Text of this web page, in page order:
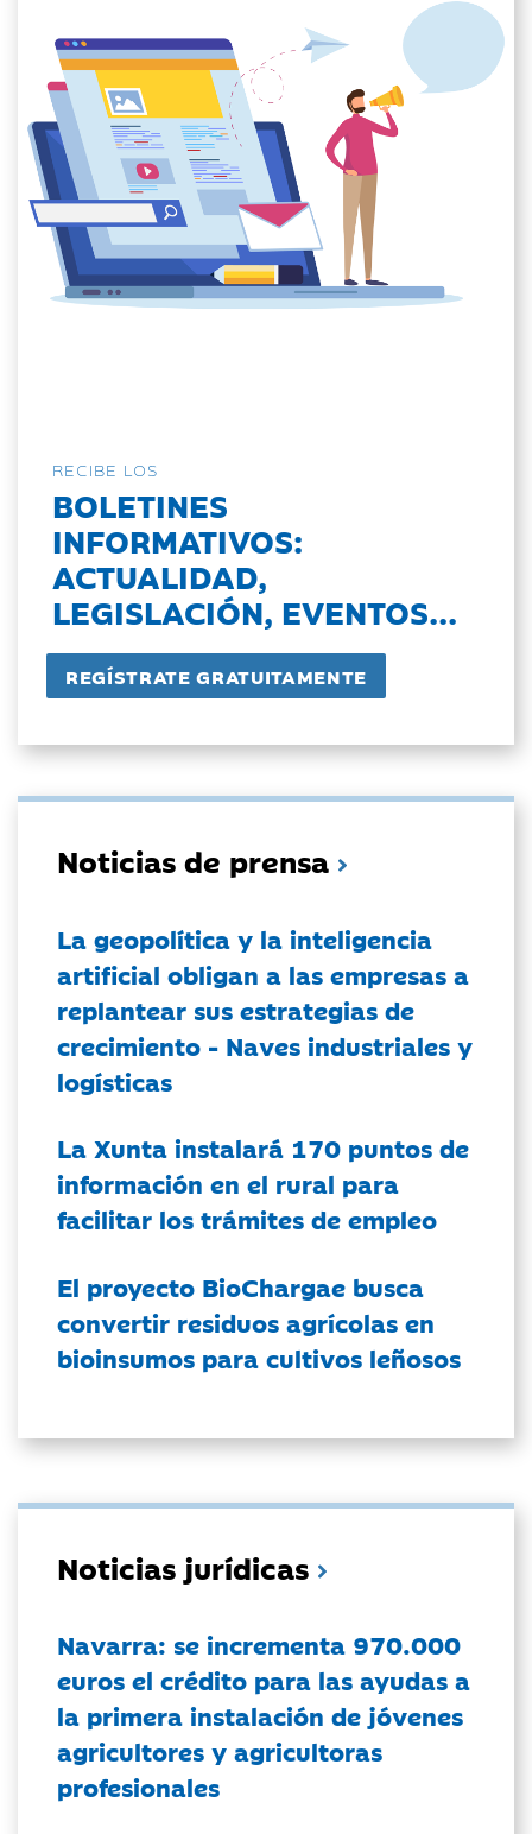
RECIBE LOS
BOLETINES
INFORMATIVOS:
ACTUALIDAD,
LEGISLACIÓN, EVENTOS...
Noticias de prensa
La geopolítica y la inteligencia
artificial obligan a las empresas a
replantear sus estrategias de
crecimiento - Naves industriales y
logísticas
La Xunta instalará 170 puntos de
información en el rural para
facilitar los trámites de empleo
El proyecto BioChargae busca
convertir residuos agrícolas en
bioinsumos para cultivos leñosos
Noticias jurídicas
Navarra: se incrementa 970.000
euros el crédito para las ayudas a
la primera instalación de jóvenes
agricultores y agricultoras
profesionales